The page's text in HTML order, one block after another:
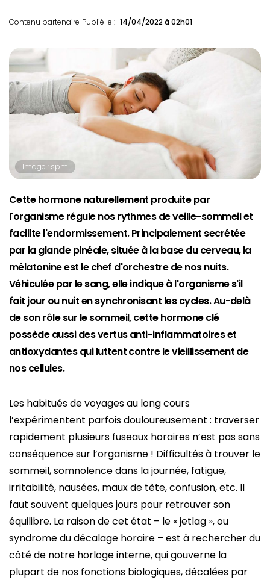
Contenu partenaire Publié le : 14/04/2022 à 02h01
Image : spm
Cette hormone naturellement produite par
l'organisme régule nos rythmes de veille-sommeil et
facilite l'endormissement. Principalement secrétée
par la glande pinéale, située à la base du cerveau, la
mélatonine est le chef d'orchestre de nos nuits.
Véhiculée par le sang, elle indique à l'organisme s'il
fait jour ou nuit en synchronisant les cycles. Au-delà
de son rôle sur le sommeil, cette hormone clé
possède aussi des vertus anti-inflammatoires et
antioxydantes qui luttent contre le vieillissement de
nos cellules.
Les habitués de voyages au long cours
l’expérimentent parfois douloureusement : traverser
rapidement plusieurs fuseaux horaires n’est pas sans
conséquence sur l’organisme ! Difficultés à trouver le
sommeil, somnolence dans la journée, fatigue,
irritabilité, nausées, maux de tête, confusion, etc. Il
faut souvent quelques jours pour retrouver son
équilibre. La raison de cet état – le « jetlag », ou
syndrome du décalage horaire – est à rechercher du
côté de notre horloge interne, qui gouverne la
plupart de nos fonctions biologiques, décalées par